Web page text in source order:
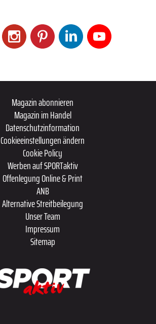
Magazin abonnieren
Magazin im Handel
Datenschutzinformation
Cookieeinstellungen ändern
Cookie Policy
Werben auf SPORTaktiv
Offenlegung Online & Print
ANB
Alternative Streitbeilegung
Unser Team
Impressum
Sitemap